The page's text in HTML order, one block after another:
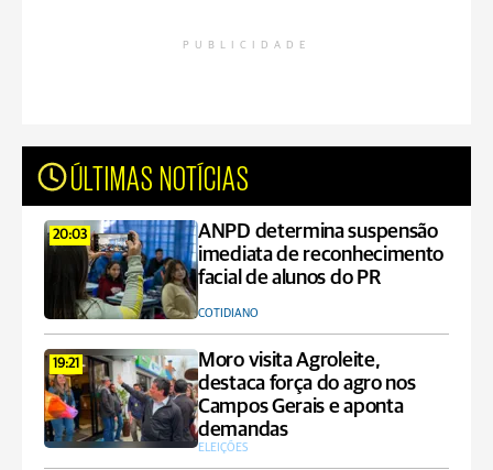
PUBLICIDADE
ÚLTIMAS NOTÍCIAS
20:03
ANPD determina suspensão
imediata de reconhecimento
facial de alunos do PR
COTIDIANO
19:21
Moro visita Agroleite,
destaca força do agro nos
Campos Gerais e aponta
demandas
ELEIÇÕES